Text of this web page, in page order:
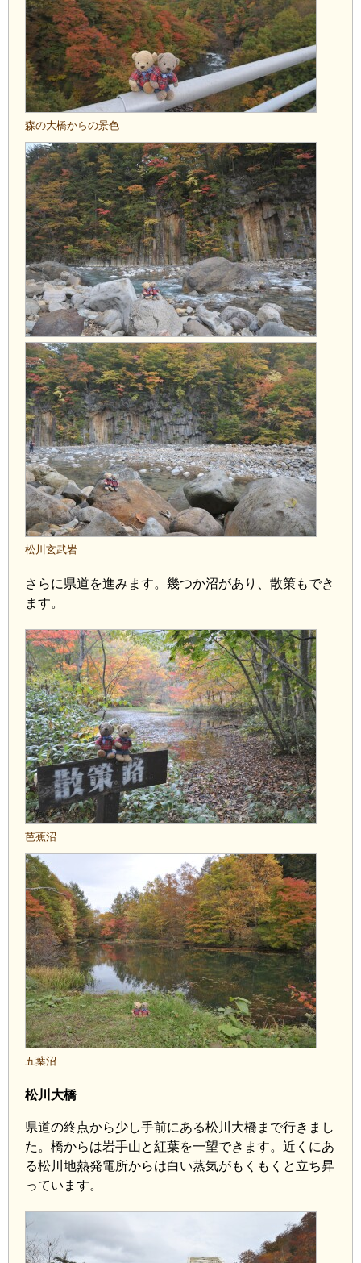
森の大橋からの景色
松川玄武岩
さらに県道を進みます。幾つか沼があり、散策もでき
ます。
芭蕉沼
五葉沼
松川大橋
県道の終点から少し手前にある松川大橋まで行きまし
た。橋からは岩手山と紅葉を一望できます。近くにあ
る松川地熱発電所からは白い蒸気がもくもくと立ち昇
っています。